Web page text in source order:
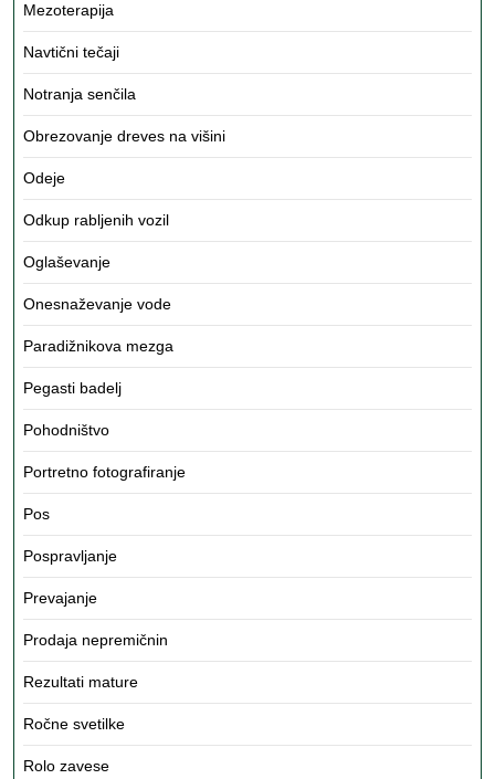
Mezoterapija
Navtični tečaji
Notranja senčila
Obrezovanje dreves na višini
Odeje
Odkup rabljenih vozil
Oglaševanje
Onesnaževanje vode
Paradižnikova mezga
Pegasti badelj
Pohodništvo
Portretno fotografiranje
Pos
Pospravljanje
Prevajanje
Prodaja nepremičnin
Rezultati mature
Ročne svetilke
Rolo zavese